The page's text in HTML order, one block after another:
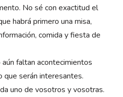
No sé con exactitud el
habrá primero una misa,
comida y fiesta de
faltan acontecimientos
que serán interesantes.
uno de vosotros y vosotras.